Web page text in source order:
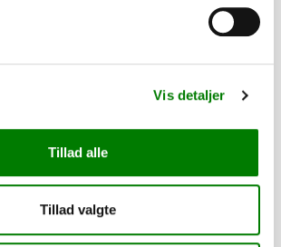
Vis detaljer
Tillad alle
Tillad valgte